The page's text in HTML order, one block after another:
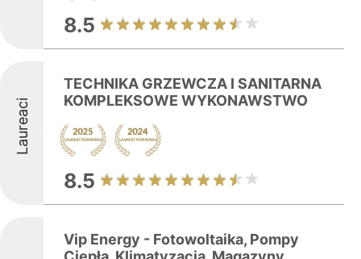
8.5
Laureaci
TECHNIKA GRZEWCZA I SANITARNA
KOMPLEKSOWE WYKONAWSTWO
8.5
Vip Energy - Fotowoltaika, Pompy